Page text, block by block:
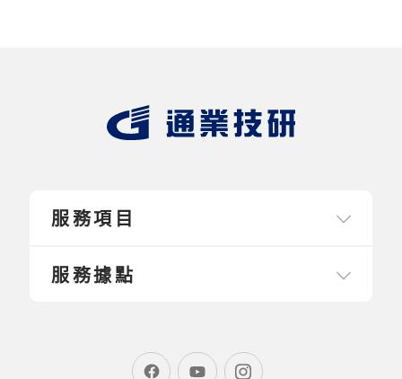
服務項目
服務據點